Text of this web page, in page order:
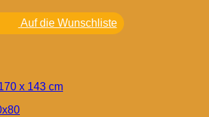
Auf die Wunschliste
x 143 cm